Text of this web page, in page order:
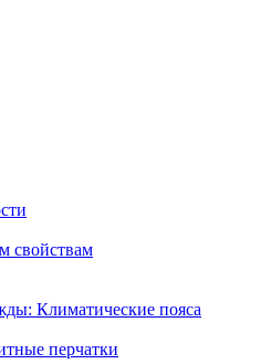
свойствам
Климатические пояса
перчатки